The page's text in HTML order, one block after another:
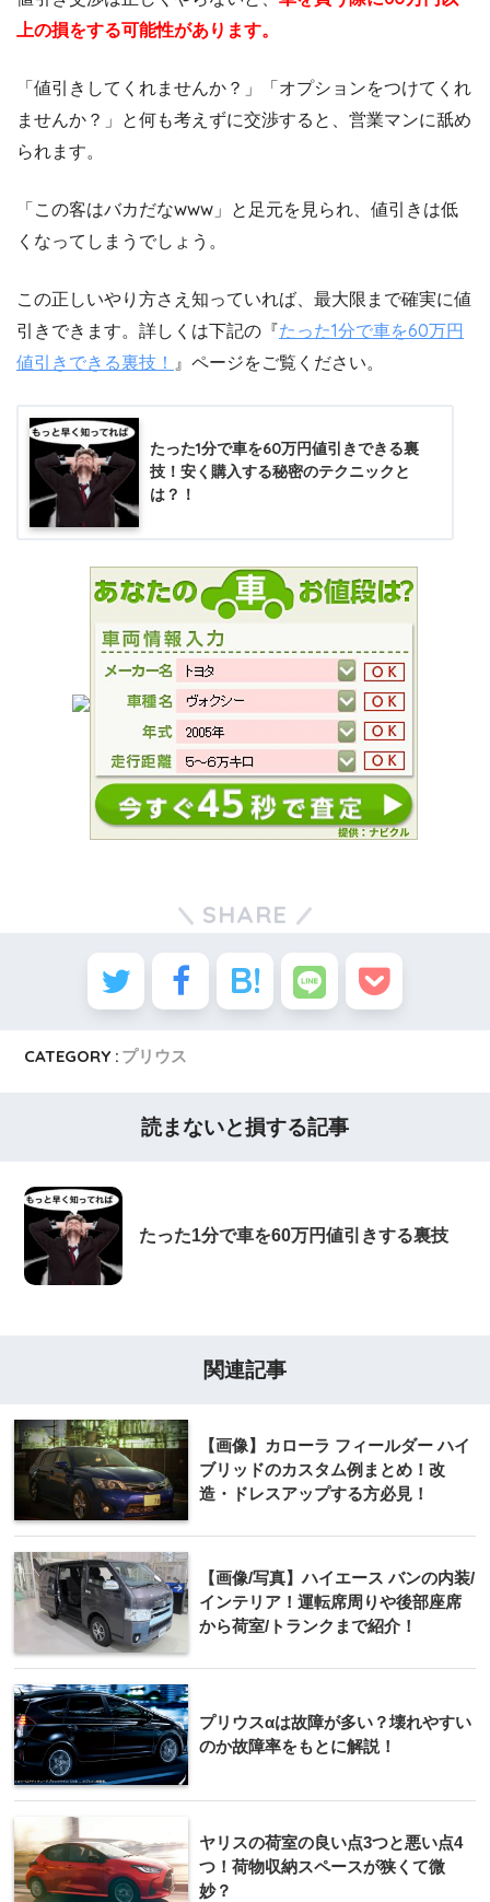
上の損をする可能性があります。
「値引きしてくれませんか？」「オプションをつけてくれ
ませんか？」と何も考えずに交渉すると、営業マンに舐め
られます。
「この客はバカだなwww」と足元を見られ、値引きは低
くなってしまうでしょう。
この正しいやり方さえ知っていれば、最大限まで確実に値
引きできます。詳しくは下記の『たった1分で車を60万円
値引きできる裏技！ 』ページをご覧ください。
たった1分で車を60万円値引きできる裏
技！安く購入する秘密のテクニックと
は？！
SHARE
CATEGORY : プリウス
読まないと損する記事
たった1分で車を60万円値引きする裏技
関連記事
【画像】カローラ フィールダー ハイ
ブリッドのカスタム例まとめ！改
造・ドレスアップする方必見！
【画像/写真】ハイエース バンの内装/
インテリア！運転席周りや後部座席
から荷室/トランクまで紹介！
プリウスαは故障が多い？壊れやすい
のか故障率をもとに解説！
ヤリスの荷室の良い点3つと悪い点4
つ！荷物収納スペースが狭くて微
妙？